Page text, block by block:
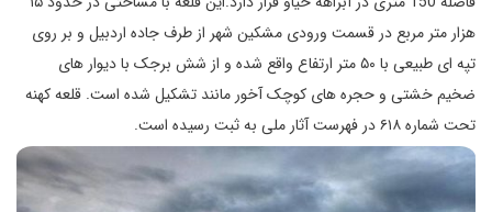
هزار متر مربع در قسمت ورودی مشکین شهر از طرف جاده اردبیل و بر روی
تپه ای طبیعی با ۵۰ متر ارتفاع واقع شده و از شش برجک با دیوار های
ضخیم خشتی و حجره های کوچک آخور مانند تشکیل شده است. قلعه کهنه
تحت شماره ۶۱۸ در فهرست آثار ملی به ثبت رسیده است.